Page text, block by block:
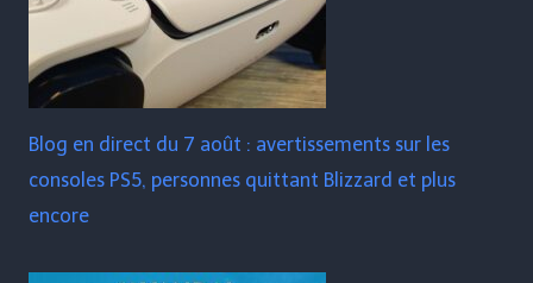
Blog en direct du 7 août : avertissements sur les
consoles PS5, personnes quittant Blizzard et plus
encore